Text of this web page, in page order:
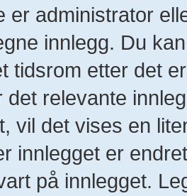
er administrator
innlegg. Du
tidsrom etter det
det relevante
vil det vises en
innlegget er
på innlegget.